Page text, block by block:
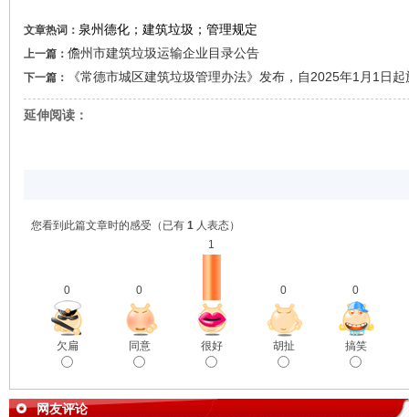
文章热词： 泉州德化；建筑垃圾；管理规定
上一篇： 儋州市建筑垃圾运输企业目录公告
下一篇： 《常德市城区建筑垃圾管理办法》发布，自2025年1月1日起
延伸阅读：
您看到此篇文章时的感受 （已有 1 人表态）
0
欠扁
0
同意
1
很好
0
胡扯
0
搞笑
网友评论